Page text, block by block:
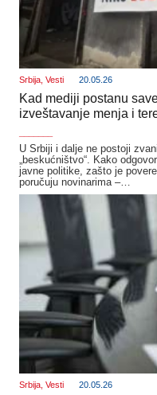
Srbija Vesti 20.05.26
Kad mediji postanu
izveštavanje menja i
U Srbiji i dalje ne postoji
„beskućništvo“. Kako
javne politike, zašto je
poručuju novinarima –…
Srbija Vesti 20.05.26